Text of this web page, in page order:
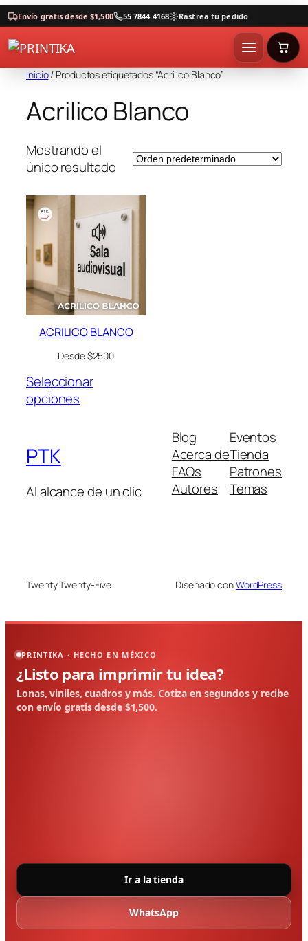
Envío gratis desde $1,500 55 7844 4168 Rastrea tu pedido
Inicio/ Productos etiquetados “Acrilico Blanco”
Acrilico Blanco
Mostrando el
único resultado
ACRILICO BLANCO
Desde $2500
Seleccionar
opciones
PTK
Al alcance de un clic
Blog
Acerca de
FAQs
Autores
Eventos
Tienda
Patrones
Temas
Twenty Twenty-Five Diseñado conWordPress
PRINTIKA · HECHO EN MÉXICO
¿Listo para imprimir tu idea?
Lonas, viniles, cuadros y más. Cotiza en segundos y recibe
con envío gratis desde $1,500.
Ir a la tienda
WhatsApp